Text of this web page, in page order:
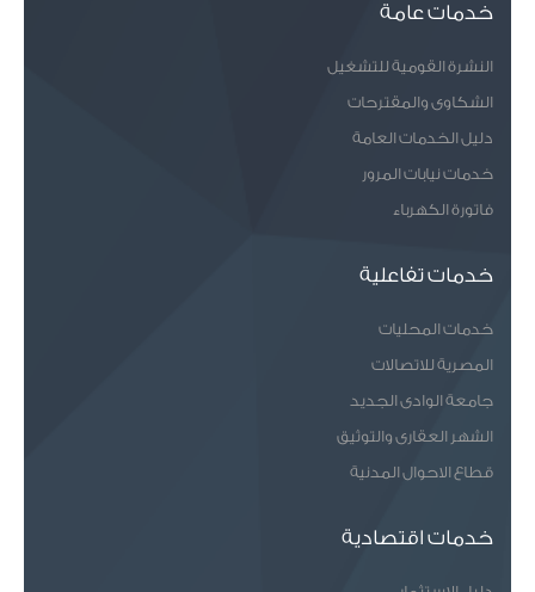
خدمات عامة
النشرة القومية للتشغيل
الشكاوى والمقترحات
دليل الخدمات العامة
خدمات نيابات المرور
فاتورة الكهرباء
خدمات تفاعلية
خدمات المحليات
المصرية للاتصالات
جامعة الوادى الجديد
الشهر العقارى والتوثيق
قطاع الاحوال المدنية
خدمات اقتصادية